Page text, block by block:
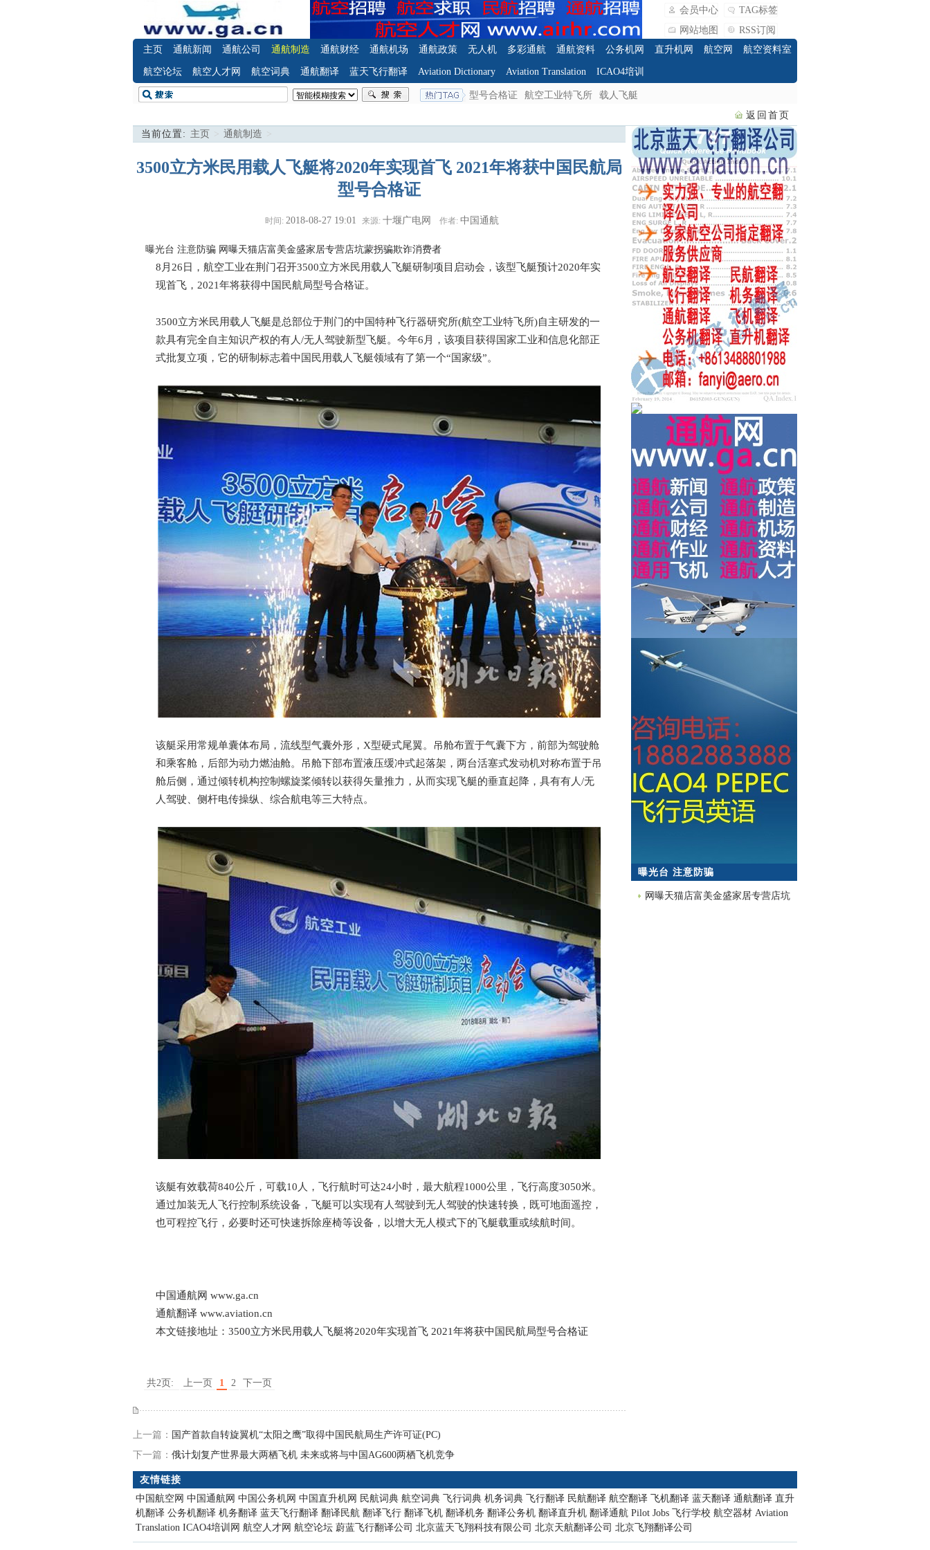
会员中心
TAG标签
网站地图
RSS订阅
主页
通航新闻 通航公司 通航制造 通航财经 通航机场 通航政策 无人机 多彩通航 通航资料 公务机网 直升机网 航空网 航空资料室
航空论坛 航空人才网 航空词典 通航翻译 蓝天飞行翻译 Aviation Dictionary Aviation Translation ICAO4培训
型号合格证 航空工业特飞所
载人飞艇
返回首页
当前位置: 主页 > 通航制造 >
3500立方米民用载人飞艇将2020年实现首飞 2021年将获中国民航局
型号合格证
时间: 2018-08-27 19:01 来源: 十堰广电网 作者: 中国通航
曝光台 注意防骗 网曝天猫店富美金盛家居专营店坑蒙拐骗欺诈消费者
8月26日，航空工业在荆门召开3500立方米民用载人飞艇研制项目启动会，该型飞艇预计2020年实
现首飞，2021年将获得中国民航局型号合格证。
3500立方米民用载人飞艇是总部位于荆门的中国特种飞行器研究所(航空工业特飞所)自主研发的一
款具有完全自主知识产权的有人/无人驾驶新型飞艇。今年6月，该项目获得国家工业和信息化部正
式批复立项，它的研制标志着中国民用载人飞艇领域有了第一个“国家级”。
该艇采用常规单囊体布局，流线型气囊外形，X型硬式尾翼。吊舱布置于气囊下方，前部为驾驶舱
和乘客舱，后部为动力燃油舱。吊舱下部布置液压缓冲式起落架，两台活塞式发动机对称布置于吊
舱后侧，通过倾转机构控制螺旋桨倾转以获得矢量推力，从而实现飞艇的垂直起降，具有有人/无
人驾驶、侧杆电传操纵、综合航电等三大特点。
该艇有效载荷840公斤，可载10人，飞行航时可达24小时，最大航程1000公里，飞行高度3050米。
通过加装无人飞行控制系统设备，飞艇可以实现有人驾驶到无人驾驶的快速转换，既可地面遥控，
也可程控飞行，必要时还可快速拆除座椅等设备，以增大无人模式下的飞艇载重或续航时间。
中国通航网 www.ga.cn
通航翻译 www.aviation.cn
本文链接地址： 3500立方米民用载人飞艇将2020年实现首飞 2021年将获中国民航局型号合格证
共2页: 上一页 1 2 下一页
上一篇： 国产首款自转旋翼机“太阳之鹰”取得中国民航局生产许可证(PC)
下一篇： 俄计划复产世界最大两栖飞机 未来或将与中国AG600两栖飞机竞争
曝光台 注意防骗
网曝天猫店富美金盛家居专营店坑
友情链接
中国航空网 中国通航网 中国公务机网 中国直升机网 民航词典 航空词典 飞行词典 机务词典 飞行翻译 民航翻译 航空翻译 飞机翻译 蓝天翻译 通航翻译 直升
机翻译 公务机翻译 机务翻译 蓝天飞行翻译 翻译民航 翻译飞行 翻译飞机 翻译机务 翻译公务机 翻译直升机 翻译通航 Pilot Jobs 飞行学校 航空器材 Aviation
Translation ICAO4培训网 航空人才网 航空论坛 蔚蓝飞行翻译公司 北京蓝天飞翔科技有限公司 北京天航翻译公司 北京飞翔翻译公司